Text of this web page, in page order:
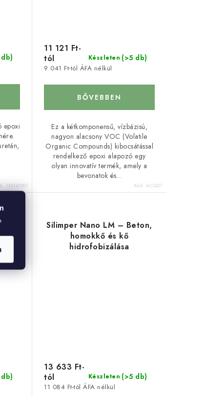
epoxi
132141091
Készleten (>5 db)
9 041 Ft-tól ÁFA nélkül
11 121 Ft-
tól
BŐVEBBEN
Ez a kétkomponensű, vízbázisú,
nagyon alacsony VOC (Volatile
Organic Compounds) kibocsátással
rendelkező epoxi alapozó egy
olyan innovatív termék, amely a
bevonatok és...
Kód:ACQ07
Silimper Nano LM – Beton,
homokkő és kő
hidrofobizálása
Készleten (>5 db)
11 084 Ft-tól ÁFA nélkül
13 633 Ft-
tól